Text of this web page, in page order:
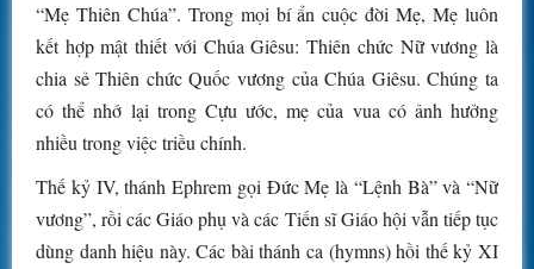
“Mẹ Thiên Chúa”. Trong mọi bí ẩn cuộc đời Mẹ, Mẹ luôn
kết hợp mật thiết với Chúa Giêsu: Thiên chức Nữ vương là
chia sẻ Thiên chức Quốc vương của Chúa Giêsu. Chúng ta
có thể nhớ lại trong Cựu ước, mẹ của vua có ảnh hưởng
nhiều trong việc triều chính.
Thế kỷ IV, thánh Ephrem gọi Đức Mẹ là “Lệnh Bà” và “Nữ
vương”, rồi các Giáo phụ và các Tiến sĩ Giáo hội vẫn tiếp tục
dùng danh hiệu này. Các bài thánh ca (hymns) hồi thế kỷ XI